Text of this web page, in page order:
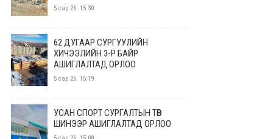
5 сар 26. 15:30
62 ДУГААР СУРГУУЛИЙН
ХИЧЭЭЛИЙН 3-Р БАЙР
АШИГЛАЛТАД ОРЛОО
5 сар 26. 15:19
УСАН СПОРТ СУРГАЛТЫН ТӨВ
ШИНЭЭР АШИГЛАЛТАД ОРЛОО